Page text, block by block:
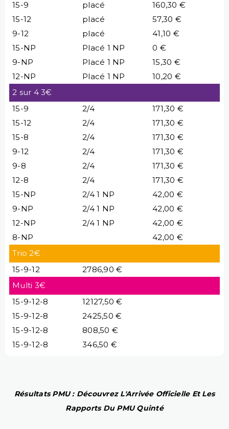
15-9 placé
160,30 €
15-12
placé
57,30 €
9-12
placé
41,10 €
15-NP
Placé 1 NP
0 €
9-NP
Placé 1 NP
15,30 €
12-NP
Placé 1 NP
10,20 €
2 sur 4 3€
15-9
2/4
171,30 €
15-12
2/4
171,30 €
15-8
2/4
171,30 €
9-12
2/4
171,30 €
9-8
2/4
171,30 €
12-8
2/4
171,30 €
15-NP
2/4 1 NP
42,00 €
9-NP
2/4 1 NP
42,00 €
12-NP
2/4 1 NP
42,00 €
8-NP
42,00 €
Trio 2€
15-9-12
2786,90 €
Multi 3€
15-9-12-8
12127,50 €
15-9-12-8
2425,50 €
15-9-12-8
808,50 €
15-9-12-8
346,50 €
Résultats PMU : Découvrez L'Arrivée Officielle Et Les
Rapports Du PMU Quinté